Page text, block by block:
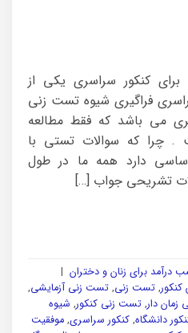
کنکور سراسری یکی از
فراگیری شیوه تست زنی
می باشد که فقط مطالعه
. چرا که سوالات تستی با
دارد همه ما در طول
تشریحی جواب […]
برای زنان و دختران |
, تست زنی, تست زنی آزمایشی,
دار, تست زنی کنکور, شیوه
دانشگاه, کنکور سراسری, موفقیت